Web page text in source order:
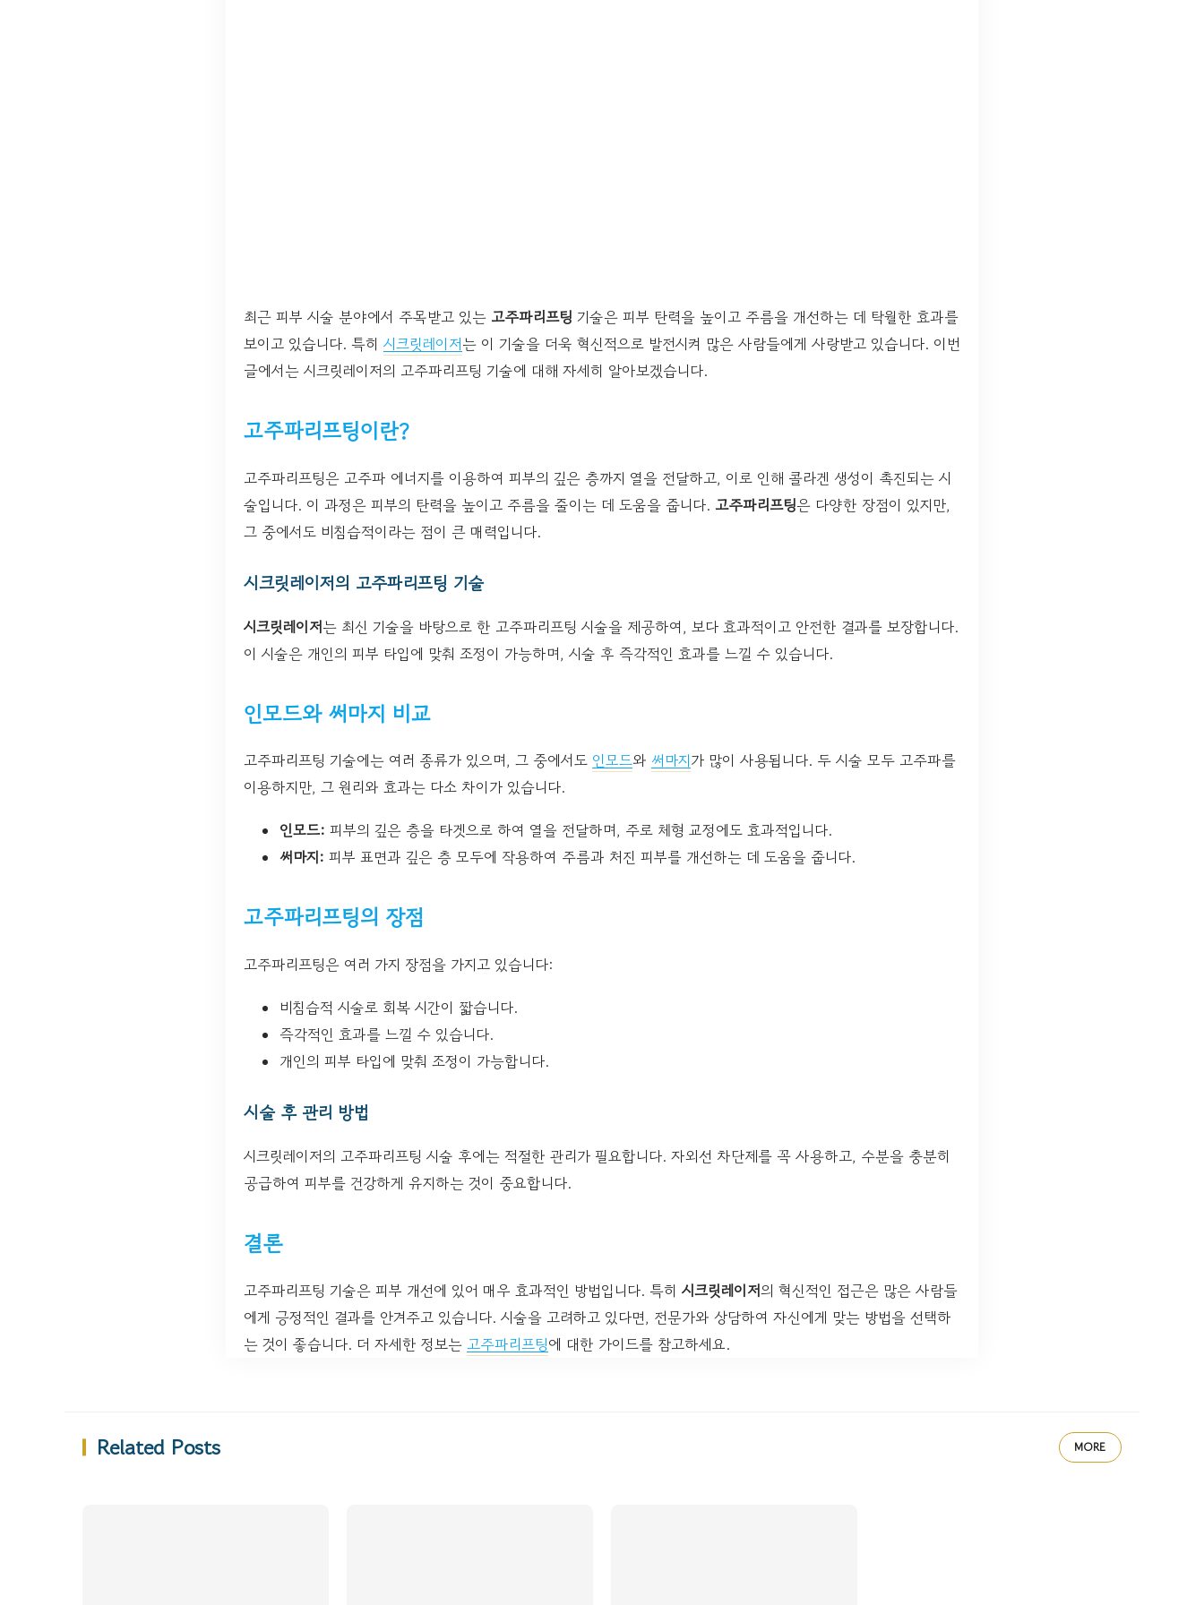
최근 피부 시술 분야에서 주목받고 있는 고주파리프팅 기술은 피부 탄력을 높이고 주름을 개선하는 데 탁월한 효과를
보이고 있습니다. 특히 시크릿레이저는 이 기술을 더욱 혁신적으로 발전시켜 많은 사람들에게 사랑받고 있습니다. 이번
글에서는 시크릿레이저의 고주파리프팅 기술에 대해 자세히 알아보겠습니다.
고주파리프팅이란?
고주파리프팅은 고주파 에너지를 이용하여 피부의 깊은 층까지 열을 전달하고, 이로 인해 콜라겐 생성이 촉진되는 시
술입니다. 이 과정은 피부의 탄력을 높이고 주름을 줄이는 데 도움을 줍니다. 고주파리프팅은 다양한 장점이 있지만,
그 중에서도 비침습적이라는 점이 큰 매력입니다.
시크릿레이저의 고주파리프팅 기술
시크릿레이저는 최신 기술을 바탕으로 한 고주파리프팅 시술을 제공하여, 보다 효과적이고 안전한 결과를 보장합니다.
이 시술은 개인의 피부 타입에 맞춰 조정이 가능하며, 시술 후 즉각적인 효과를 느낄 수 있습니다.
인모드와 써마지 비교
고주파리프팅 기술에는 여러 종류가 있으며, 그 중에서도 인모드와 써마지가 많이 사용됩니다. 두 시술 모두 고주파를
이용하지만, 그 원리와 효과는 다소 차이가 있습니다.
인모드: 피부의 깊은 층을 타겟으로 하여 열을 전달하며, 주로 체형 교정에도 효과적입니다.
써마지: 피부 표면과 깊은 층 모두에 작용하여 주름과 처진 피부를 개선하는 데 도움을 줍니다.
고주파리프팅의 장점
고주파리프팅은 여러 가지 장점을 가지고 있습니다:
비침습적 시술로 회복 시간이 짧습니다.
즉각적인 효과를 느낄 수 있습니다.
개인의 피부 타입에 맞춰 조정이 가능합니다.
시술 후 관리 방법
시크릿레이저의 고주파리프팅 시술 후에는 적절한 관리가 필요합니다. 자외선 차단제를 꼭 사용하고, 수분을 충분히
공급하여 피부를 건강하게 유지하는 것이 중요합니다.
결론
고주파리프팅 기술은 피부 개선에 있어 매우 효과적인 방법입니다. 특히 시크릿레이저의 혁신적인 접근은 많은 사람들
에게 긍정적인 결과를 안겨주고 있습니다. 시술을 고려하고 있다면, 전문가와 상담하여 자신에게 맞는 방법을 선택하
는 것이 좋습니다. 더 자세한 정보는 고주파리프팅에 대한 가이드를 참고하세요.
Related Posts MORE